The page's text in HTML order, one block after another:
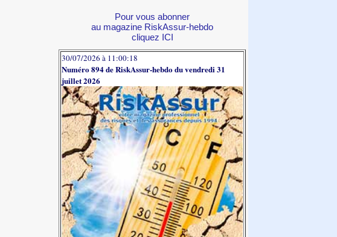
Pour vous abonner
au magazine RiskAssur-hebdo
cliquez ICI
30/07/2026 à 11:00:18
Numéro 894 de RiskAssur-hebdo du vendredi 31
juillet 2026